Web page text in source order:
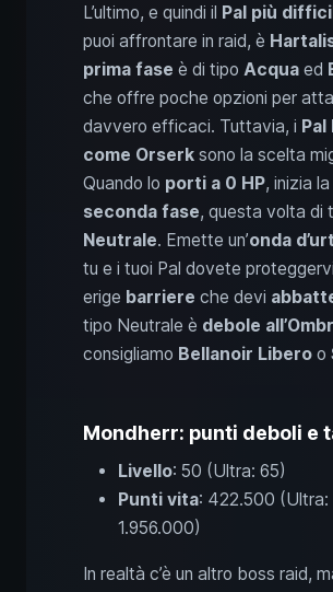
L’ultimo, e quindi il Pal più
puoi affrontare in raid, è
prima fase è di tipo Acqua ed
che offre poche opzioni per
davvero efficaci. Tuttavia, i
come Orserk sono la scelta
Quando lo porti a 0 HP, inizia la
seconda fase, questa volta di
Neutrale. Emette un’onda
tu e i tuoi Pal dovete
erige barriere che devi
tipo Neutrale è debole
consigliamo Bellanoir Libero o
Mondherr: punti deboli e
Livello: 50 (Ultra: 65)
Punti vita: 422.500 (Ultra:
1.956.000)
In realtà c’è un altro boss raid,